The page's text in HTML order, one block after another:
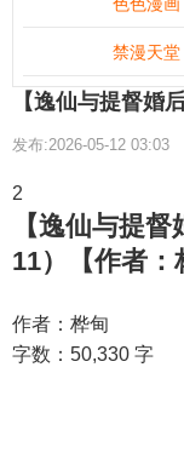
禁漫天堂
【逸仙与提督婚
发布:2026-05-12 03:03
2
【逸仙与提
11）【作者：
作者：桦甸
字数：50,330 字
第六